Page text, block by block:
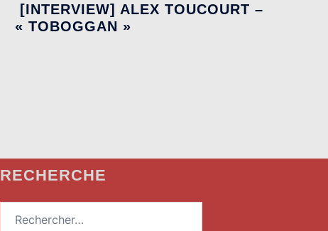
[INTERVIEW] ALEX TOUCOURT –
« TOBOGGAN »
RECHERCHE